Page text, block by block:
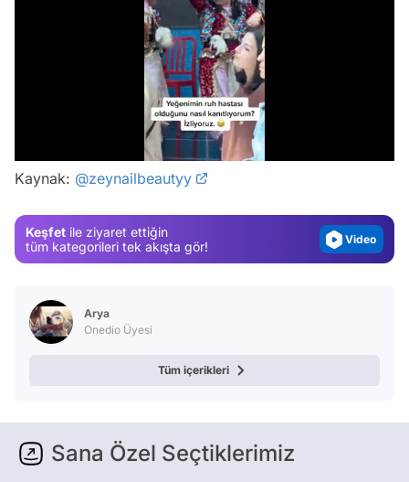
Kaynak: @zeynailbeautyy
Keşfet ile ziyaret ettiğin
tüm kategorileri tek akışta gör!
Video
Arya
Onedio Üyesi
Tüm içerikleri
Sana Özel Seçtiklerimiz